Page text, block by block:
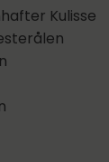
Kulisse